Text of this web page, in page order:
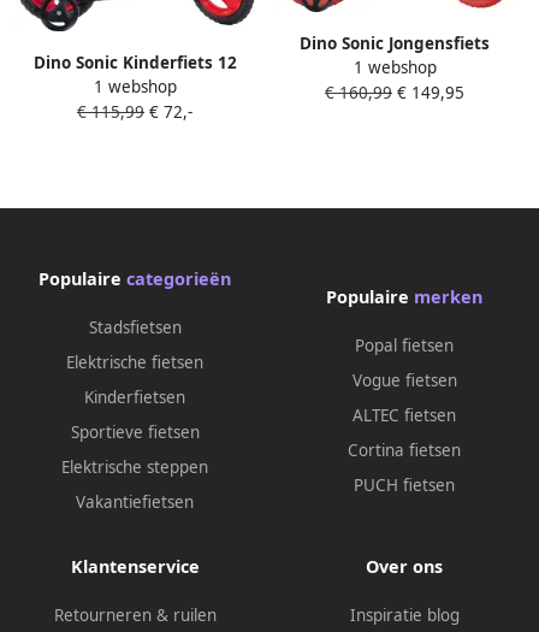
Dino Sonic Kinderfiets 12
Inch van 2-4 Jaar met
Zijwieltjes Jongensfiets
1 webshop
€ 115,99 € 72,-
Dino Sonic Jongensfiets
Kinderfiets voor Jongens 16
Inch 27 cm Knijprem Blauw
1 webshop
€ 160,99 € 149,95
Populaire categorieën
Stadsfietsen
Elektrische fietsen
Kinderfietsen
Sportieve fietsen
Elektrische steppen
Vakantiefietsen
Populaire merken
Popal fietsen
Vogue fietsen
ALTEC fietsen
Cortina fietsen
PUCH fietsen
Klantenservice
Retourneren & ruilen
Over ons
Inspiratie blog